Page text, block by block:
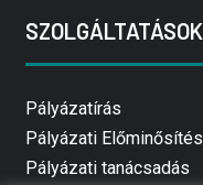
SZOLGÁLTATÁSOK
Pályázatírás
Pályázati Előminősítés
Pályázati tanácsadás